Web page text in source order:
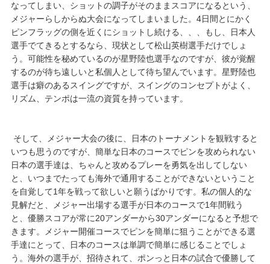
なってしまい、ショットの調子がそのままスコアになるという、
メジャーらしからぬ大会になってしまいました。4日間とにかく
ピンフラッグの側を近くにショットし続ける、、、もし、日本人
選手でてきるとするなら、現状として松山英樹選手だけでしょ
う。可能性を秘めているのが星野陸也選手なのですが、彼が覚醒
するのが待ち遠しいと私個人として待ち望んでいます。星野陸也
選手は癖のあるスイングですが、スイングのコンセプトがよく、
リズム、テンポは一流の資質を持っています。
そして、メジャー大会の後に、日本のトーナメントを観戦すると
いつも思うのですが、簡単な日本のコースでピンを攻められない
日本の選手達は、ちゃんと攻めるプレーを勇気を出してしない
と、いつまでたっても海外で通用することができないということ
を自覚して1年を戦って欲しいと願うばかりです。私の個人的な
見解だと、メジャー出場する選手が日本のコースで1年間戦う
と、優勝スコアが常に20アンダーから30アンダーになると予想で
きます。メジャー開催コースでピンを簡単に狙うことができる選
手達にとって、日本のコースは単調で簡単に感じることでしょ
う。海外の選手が、招待されて、ポンっと日本の試合で優勝して